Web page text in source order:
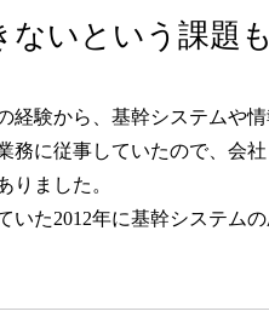
ないという課題
経験から、基幹システムや
務に従事していたので、会
りました。
いた2012年に基幹システム